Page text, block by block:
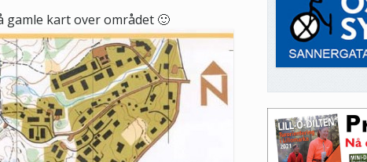
gamle kart over området 🙂